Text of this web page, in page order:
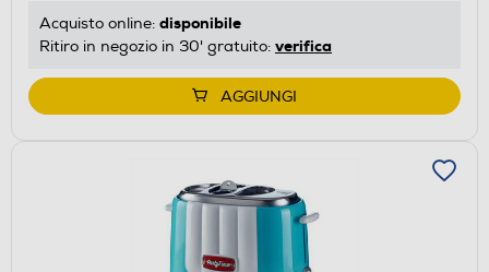
Acquisto online: disponibile
Ritiro in negozio in 30' gratuito: verifica
AGGIUNGI